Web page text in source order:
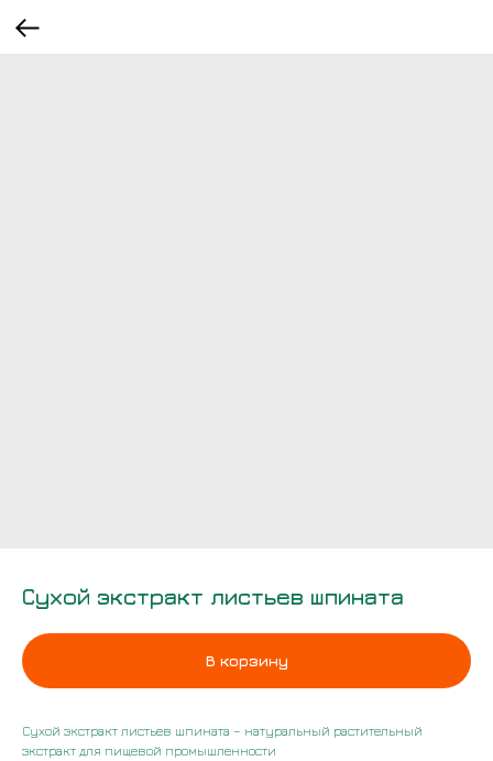
Сухой экстракт листьев шпината
В корзину
Сухой экстракт листьев шпината – натуральный растительный
экстракт для пищевой промышленности